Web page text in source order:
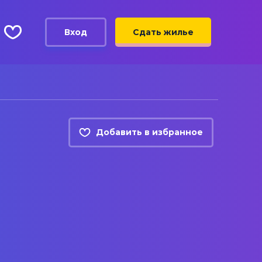
Вход Сдать жилье
Добавить в избранное